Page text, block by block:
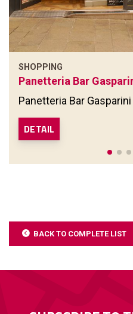
SHOPPING
Panetteria Bar
Panetteria Bar Gasparini
DETAIL
BACK TO COMPLETE LIST